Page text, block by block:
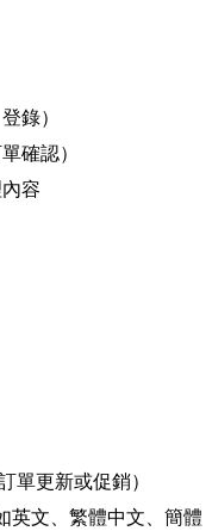
錄）
確認）
容
單更新或促銷）
英文、繁體中文、簡體